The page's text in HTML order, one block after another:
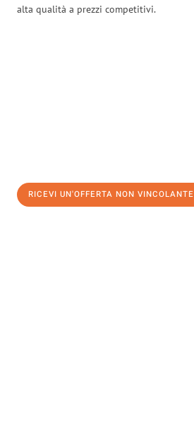
alta qualità a prezzi competitivi.
RICEVI UN'OFFERTA NON VINCOLANTE